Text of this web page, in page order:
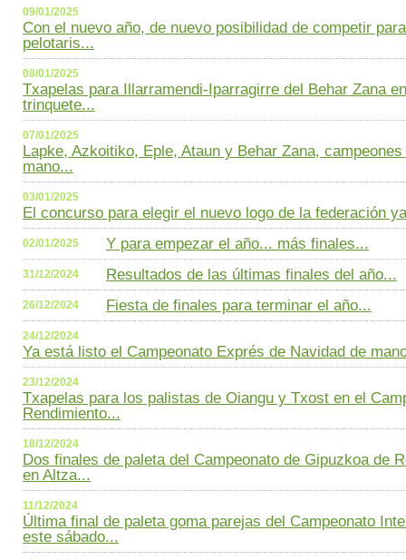
09/01/2025
Con el nuevo año, de nuevo posibilidad de competir
pelotaris...
08/01/2025
Txapelas para Illarramendi-Iparragirre del Behar Zana
trinquete...
07/01/2025
Lapke, Azkoitiko, Eple, Ataun y Behar Zana,
mano...
03/01/2025
El concurso para elegir el nuevo logo de la federación
02/01/2025 Y para empezar el año... más finales...
31/12/2024 Resultados de las últimas finales del año...
26/12/2024 Fiesta de finales para terminar el año...
24/12/2024
Ya está listo el Campeonato Exprés de Navidad de
23/12/2024
Txapelas para los palistas de Oiangu y Txost en el
Rendimiento...
18/12/2024
Dos finales de paleta del Campeonato de Gipuzkoa de
en Altza...
11/12/2024
Última final de paleta goma parejas del Campeonato
este sábado...